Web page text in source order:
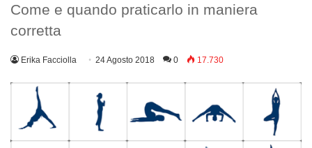
Come e quando praticarlo in maniera
corretta
Erika Facciolla 24 Agosto 2018 0 17.730